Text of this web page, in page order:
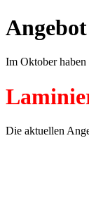
Im Oktober haben
Die aktuellen